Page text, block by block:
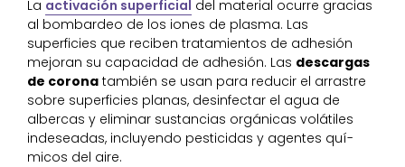
La activación superficial del material ocurre gracias
al bombardeo de los iones de plasma. Las
superficies que reciben tratamientos de adhesión
mejoran su capacidad de adhesión. Las descargas
de corona también se usan para reducir el arrastre
sobre superficies planas, desinfectar el agua de
albercas y eliminar sustancias orgánicas volátiles
indeseadas, incluyendo pesticidas y agentes quí-
micos del aire.